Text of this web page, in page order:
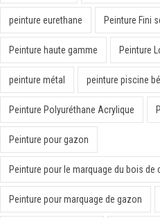
peinture eurethane Peinture Fini
Peinture haute gamme Peinture
peinture métal peinture piscine
Peinture Polyuréthane Acrylique
Peinture pour gazon
Peinture pour le marquage du bois
Peinture pour marquage de gazon